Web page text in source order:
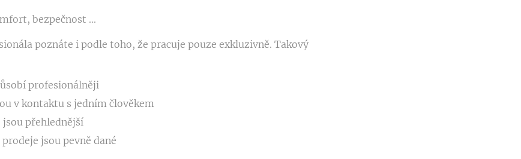
bezpečnost ...
poznáte i podle toho, že pracuje pouze exkluzivně. Takový
profesionálněji
v kontaktu s jedním člověkem
přehlednější
jsou pevně dané